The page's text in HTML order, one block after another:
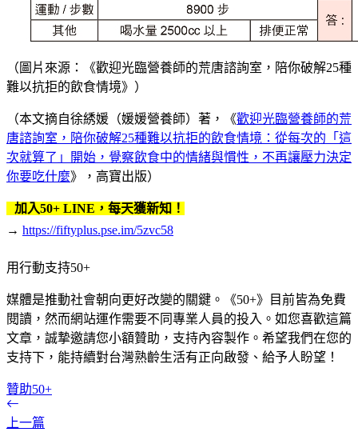
（圖片來源：《歡迎光臨營養師的荒唐諮詢室，陪你破解25種
難以抗拒的飲食情境》）
（本文摘自徐綉媛（媛媛營養師）著，《歡迎光臨營養師的荒
唐諮詢室，陪你破解25種難以抗拒的飲食情境：從每次的「這
次就算了」開始，覺察飲食中的情緒與慣性，不再讓壓力決定
你要吃什麼》，高寶出版）
加入50+ LINE，每天獲新知！
→ https://fiftyplus.pse.im/5zvc58
用行動支持50+
媒體是推動社會朝向更好改變的關鍵。《50+》目前皆為免費
閱讀，然而網站運作需要不同專業人員的投入。如您喜歡這篇
文章，誠摯邀請您小額贊助，支持內容製作。希望我們在您的
支持下，能持續對台灣熟齡生活有正向啟發、給予人盼望！
贊助50+
上一篇